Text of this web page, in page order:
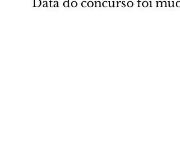
Data do concurso foi